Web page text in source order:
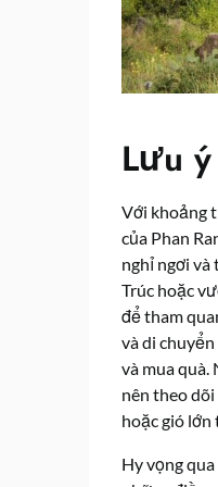
Lưu
Với khoảng
của Phan
nghỉ ngơi và
Trúc hoặc
để tham
và di
và mua
nên theo
hoặc gió lớn
Hy vọng